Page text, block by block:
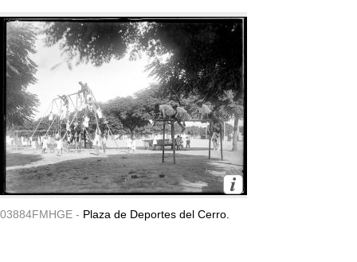
03884FMHGE - Plaza de Deportes del Cerro.